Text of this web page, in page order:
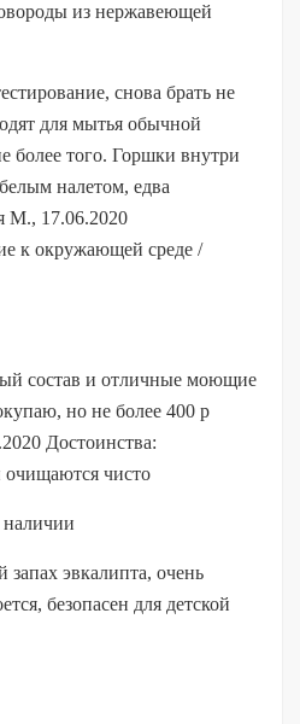
из нержавеющей
снова брать не
для мытья обычной
более того. Горшки внутри
налетом, едва
М., 17.06.2020
к окружающей среде /
состав и отличные моющие
но не более 400 р
Достоинства:
очищаются чисто
наличии
эвкалипта, очень
безопасен для детской